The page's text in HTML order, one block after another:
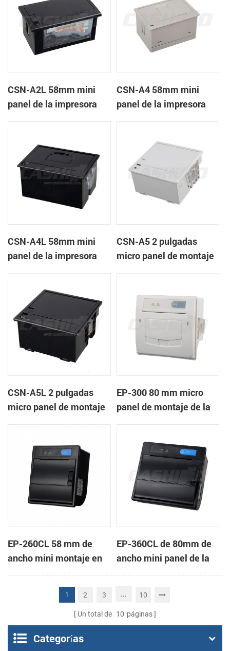
CSN-A2L 58mm mini
panel de la impresora
CSN-A4 58mm mini
panel de la impresora
CSN-A4L 58mm mini
panel de la impresora
CSN-A5 2 pulgadas
micro panel de montaje
CSN-A5L 2 pulgadas
micro panel de montaje
EP-300 80 mm micro
panel de montaje de la
EP-260CL 58 mm de
ancho mini montaje en
panel de la impresora
térmica con auto-
EP-360CL de 80mm de
ancho mini panel de la
impresora térmica con
1 2 3 ... 10
Un total de 10 páginas
Categorías